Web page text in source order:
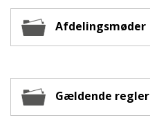
Afdelingsmøder
Gældende regler